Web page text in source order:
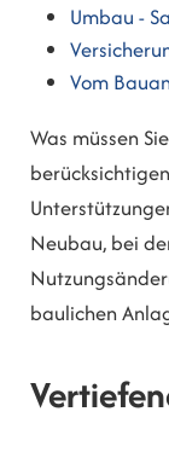
Umbau -
Vom
Was müssen
Neubau, bei
baulichen